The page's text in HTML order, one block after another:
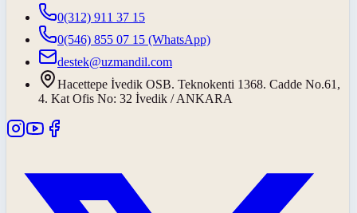
0(312) 911 37 15
0(546) 855 07 15 (WhatsApp)
destek@uzmandil.com
Hacettepe İvedik OSB. Teknokenti 1368. Cadde No.61,
4. Kat Ofis No: 32 İvedik / ANKARA